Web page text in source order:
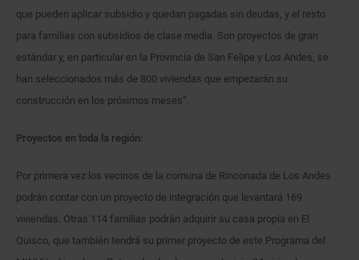
que pueden aplicar subsidio y quedan pagadas sin deudas, y el resto
para familias con subsidios de clase media. Son proyectos de gran
estándar y, en particular en la Provincia de San Felipe y Los Andes, se
han seleccionados más de 800 viviendas que empezarán su
construcción en los próximos meses”.
Proyectos en toda la región:
Por primera vez los vecinos de la comuna de Rinconada de Los Andes
podrán contar con un proyecto de integración que levantará 169
viviendas. Otras 114 familias podrán adquirir su casa propia en El
Quisco, que también tendrá su primer proyecto de este Programa del